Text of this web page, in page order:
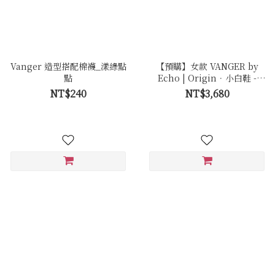
Vanger 造型搭配棉襪_漾綠點
點
NT$240
【預購】女款 VANGER by
Echo | Origin．小白鞋 -
Ec50 極簡白
NT$3,680